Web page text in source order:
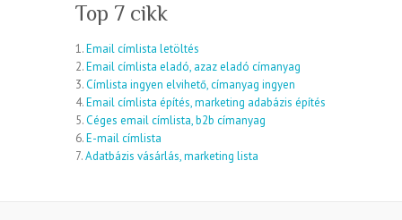
Top 7 cikk
1.Email címlista letöltés
2.Email címlista eladó, azaz eladó címanyag
3.Címlista ingyen elvihető, címanyag ingyen
4.Email címlista építés, marketing adabázis építés
5.Céges email címlista, b2b címanyag
6.E-mail címlista
7.Adatbázis vásárlás, marketing lista